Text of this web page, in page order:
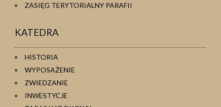
ZASIĘG TERYTORIALNY PARAFII
KATEDRA
HISTORIA
WYPOSAŻENIE
ZWIEDZANIE
INWESTYCJE